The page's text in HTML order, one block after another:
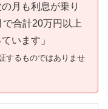
月も利息が乗り
合計20万円以上
います」
するものではありませ